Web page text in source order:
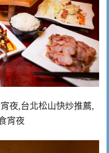
夜,台北松山快炒推薦,
宵夜